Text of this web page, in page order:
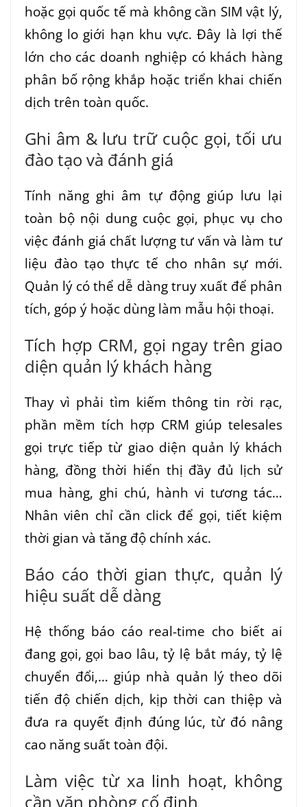
hoặc gọi quốc tế mà không cần SIM vật lý,
không lo giới hạn khu vực. Đây là lợi thế
lớn cho các doanh nghiệp có khách hàng
phân bố rộng khắp hoặc triển khai chiến
dịch trên toàn quốc.
Ghi âm & lưu trữ cuộc gọi, tối ưu
đào tạo và đánh giá
Tính năng ghi âm tự động giúp lưu lại
toàn bộ nội dung cuộc gọi, phục vụ cho
việc đánh giá chất lượng tư vấn và làm tư
liệu đào tạo thực tế cho nhân sự mới.
Quản lý có thể dễ dàng truy xuất để phân
tích, góp ý hoặc dùng làm mẫu hội thoại.
Tích hợp CRM, gọi ngay trên giao
diện quản lý khách hàng
Thay vì phải tìm kiếm thông tin rời rạc,
phần mềm tích hợp CRM giúp telesales
gọi trực tiếp từ giao diện quản lý khách
hàng, đồng thời hiển thị đầy đủ lịch sử
mua hàng, ghi chú, hành vi tương tác…
Nhân viên chỉ cần click để gọi, tiết kiệm
thời gian và tăng độ chính xác.
Báo cáo thời gian thực, quản lý
hiệu suất dễ dàng
Hệ thống báo cáo real-time cho biết ai
đang gọi, gọi bao lâu, tỷ lệ bắt máy, tỷ lệ
chuyển đổi,… giúp nhà quản lý theo dõi
tiến độ chiến dịch, kịp thời can thiệp và
đưa ra quyết định đúng lúc, từ đó nâng
cao năng suất toàn đội.
Làm việc từ xa linh hoạt, không
cần văn phòng cố định